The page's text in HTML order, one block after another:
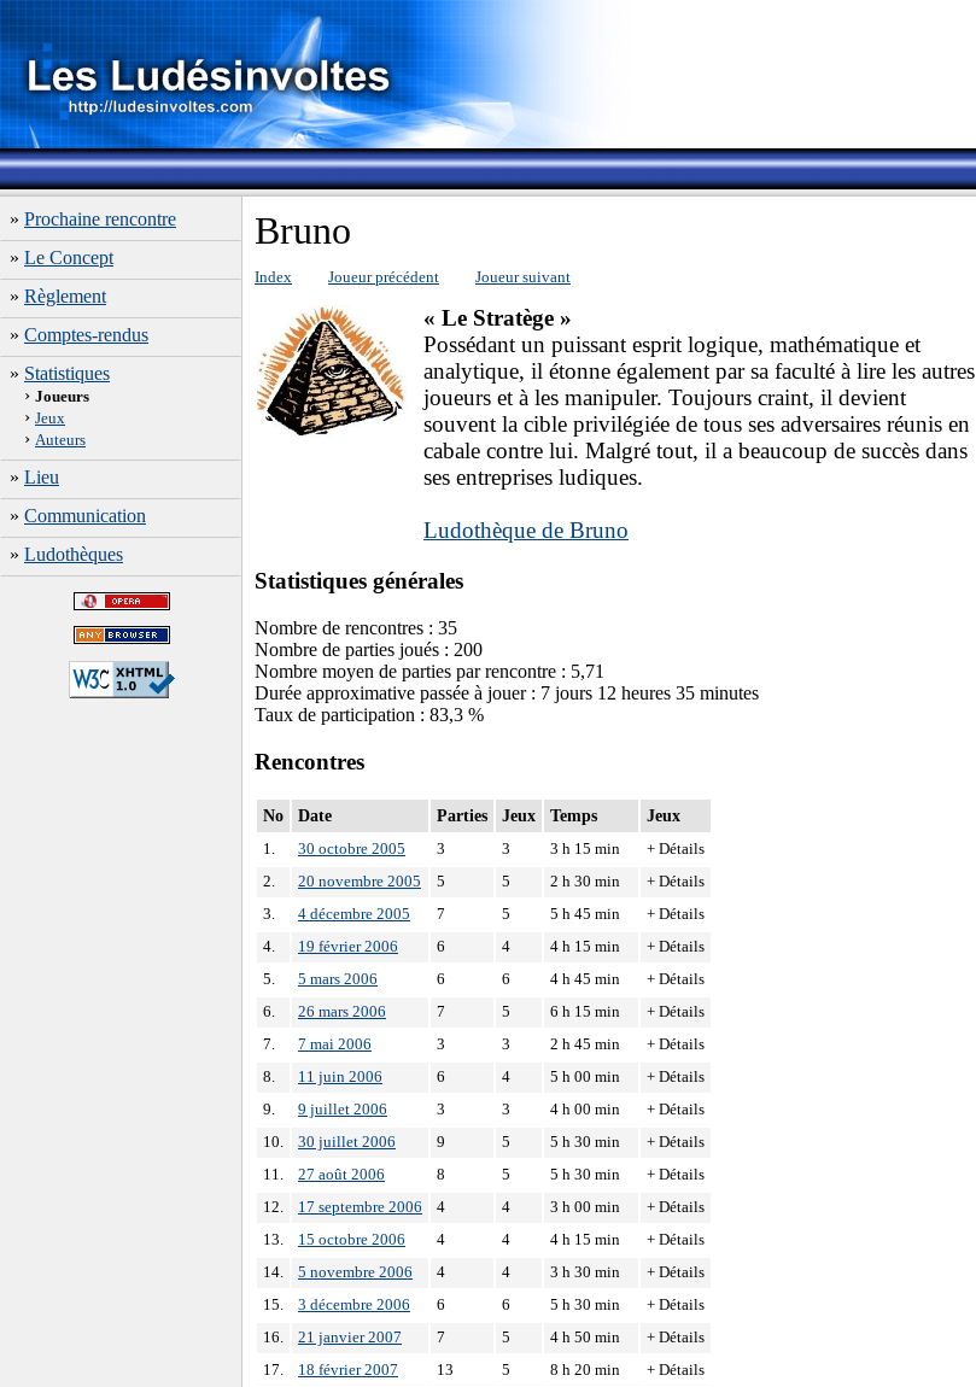
» Prochaine rencontre
» Le Concept
» Règlement
» Comptes-rendus
» Statistiques
› Joueurs
› Jeux
› Auteurs
» Lieu
» Communication
» Ludothèques
Bruno
Index Joueur précédent Joueur suivant
« Le Stratège »
Possédant un puissant esprit logique, mathématique et
analytique, il étonne également par sa faculté à lire les autres
joueurs et à les manipuler. Toujours craint, il devient
souvent la cible privilégiée de tous ses adversaires réunis en
cabale contre lui. Malgré tout, il a beaucoup de succès dans
ses entreprises ludiques.
Ludothèque de Bruno
Statistiques générales
Nombre de rencontres : 35
Nombre de parties joués : 200
Nombre moyen de parties par rencontre : 5,71
Durée approximative passée à jouer : 7 jours 12 heures 35 minutes
Taux de participation : 83,3 %
Rencontres
No Date Parties Jeux Temps Jeux
1. 30 octobre 2005 3 3 3 h 15 min
+ Détails
2.
20 novembre 2005 5 5 2 h 30 min
+ Détails
3.
4 décembre 2005 7 5 5 h 45 min
+ Détails
4.
19 février 2006 6 4 4 h 15 min
+ Détails
5.
5 mars 2006 6 6 4 h 45 min
+ Détails
6.
26 mars 2006 7 5 6 h 15 min
+ Détails
7.
7 mai 2006 3 3 2 h 45 min
+ Détails
8.
11 juin 2006 6 4 5 h 00 min
+ Détails
9.
9 juillet 2006 3 3 4 h 00 min
+ Détails
10.
30 juillet 2006 9 5 5 h 30 min
+ Détails
11.
27 août 2006 8 5 5 h 30 min
+ Détails
12.
17 septembre 2006 4 4 3 h 00 min
+ Détails
13.
15 octobre 2006 4 4 4 h 15 min
+ Détails
14.
5 novembre 2006 4 4 3 h 30 min
+ Détails
15.
3 décembre 2006 6 6 5 h 30 min
+ Détails
16.
21 janvier 2007 7 5 4 h 50 min
+ Détails
17.
18 février 2007 13 5 8 h 20 min
+ Détails